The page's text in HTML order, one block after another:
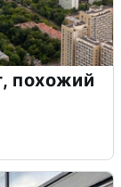
похожий